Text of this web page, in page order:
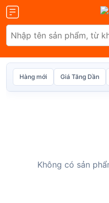
Tenda
Hàng mới Giá Tăng Dần
Không có sản